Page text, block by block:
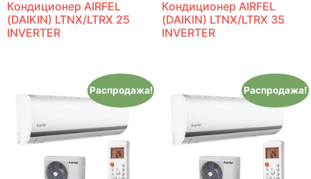
Кондиционер AIRFEL
(DAIKIN) LTNX/LTRX 25
INVERTER
Кондиционер AIRFEL
(DAIKIN) LTNX/LTRX 35
INVERTER
Распродажа! Распродажа!